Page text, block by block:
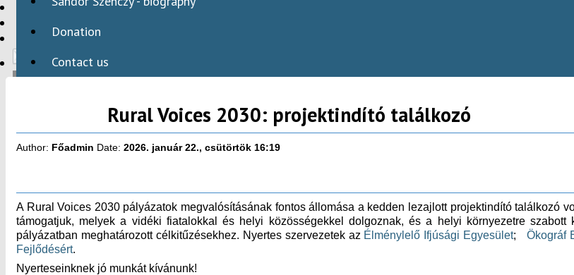
HBAID
INTERNATIONAL PROGRAMS
Donation
Contact us
Rural Voices 2030: projektindító találkozó
Author: Főadmin Date: 2026. január 22., csütörtök 16:19
A Rural Voices 2030 pályázatok megvalósításának fontos állomása a kedden lezajlott projektindító találkozó
támogatjuk, melyek a vidéki fiatalokkal és helyi közösségekkel dolgoznak, és a helyi környezetre
pályázatban meghatározott célkitűzésekhez. Nyertes szervezetek az Élménylelő Ifjúsági Egyesület; Ökográf
Fejlődésért.
Nyerteseinknek jó munkát kívánunk!